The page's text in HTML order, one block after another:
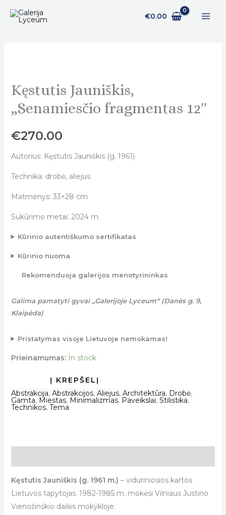
prie
€0.00
Kęstutis Jauniškis,
„Senamiesčio fragmentas 12″
€270.00
Autorius: Kęstutis Jauniškis (g. 1961)
Technika: drobė, aliejus
Matmenys: 33×28 cm
Sukūrimo metai: 2024 m.
Kūrinio autentiškumo sertifikatas
Kūrinio nuoma
Rekomenduoja galerijos menotyrininkas
Galima pamatyti gyvai „Galerijoje Lyceum“ (Danės g. 9,
Klaipėda)
Pristatymas visoje Lietuvoje nemokamas!
Prieinamumas: In stock
Kęstutis
Jauniškis,
„Senamiesčio
12"
quantity
Abstrakcija, Abstrakcijos, Aliejus, Architektūra, Drobė,
Gamta, Miestas, Minimalizmas, Paveikslai, Stilistika,
Technikos, Tema
Kęstutis Jauniškis (g. 1961 m.) – viduriniosios kartos
Lietuvos tapytojas. 1982-1985 m. mokėsi Vilniaus Justino
Vienožinskio dailės mokykloje.